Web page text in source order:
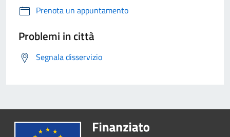
Prenota un appuntamento
Problemi in città
Segnala disservizio